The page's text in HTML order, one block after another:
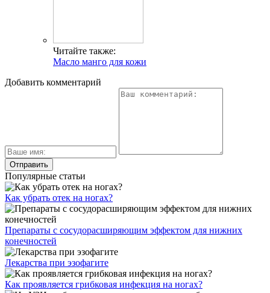
Читайте также:
Масло манго для кожи
Добавить комментарий
Популярные статьи
Как убрать отек на ногах?
Препараты с сосудорасширяющим эффектом для нижних
конечностей
Лекарства при эзофагите
Как проявляется грибковая инфекция на ногах?